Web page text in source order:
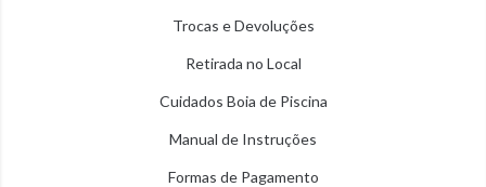
Trocas e Devoluções
Retirada no Local
Cuidados Boia de Piscina
Manual de Instruções
Formas de Pagamento